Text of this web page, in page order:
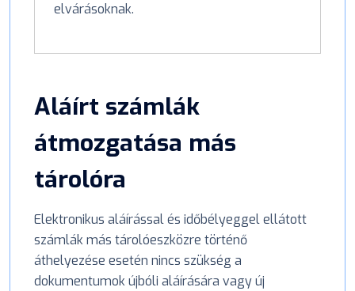
elvárásoknak.
Aláírt számlák
átmozgatása más
tárolóra
Elektronikus aláírással és időbélyeggel ellátott
számlák más tárolóeszközre történő
áthelyezése esetén nincs szükség a
dokumentumok újbóli aláírására vagy új